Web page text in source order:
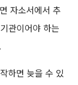
자소서에서 추
관이어야 하는
하면 늦을 수 있